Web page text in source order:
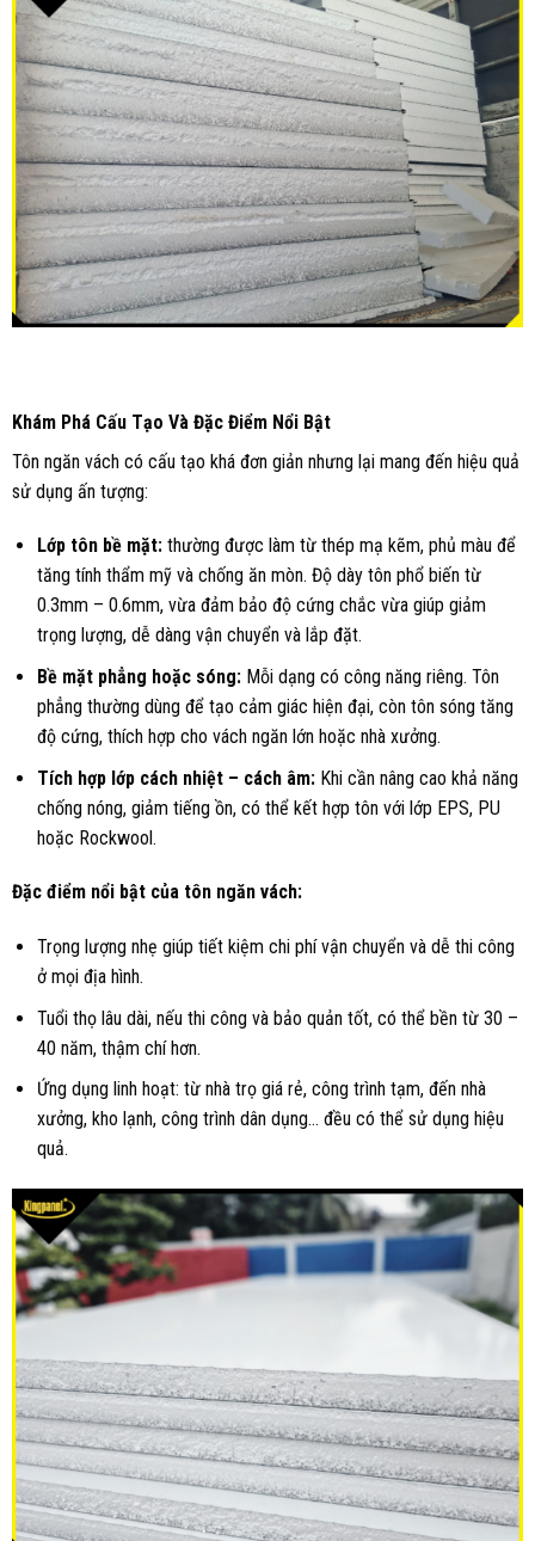
Khám Phá Cấu Tạo Và Đặc Điểm Nổi Bật
Tôn ngăn vách có cấu tạo khá đơn giản nhưng lại mang đến hiệu quả
sử dụng ấn tượng:
Lớp tôn bề mặt:thường được làm từ thép mạ kẽm, phủ màu để
tăng tính thẩm mỹ và chống ăn mòn. Độ dày tôn phổ biến từ
0.3mm – 0.6mm, vừa đảm bảo độ cứng chắc vừa giúp giảm
trọng lượng, dễ dàng vận chuyển và lắp đặt.
Bề mặt phẳng hoặc sóng: Mỗi dạng có công năng riêng. Tôn
phẳng thường dùng để tạo cảm giác hiện đại, còn tôn sóng tăng
độ cứng, thích hợp cho vách ngăn lớn hoặc nhà xưởng.
Tích hợp lớp cách nhiệt – cách âm:Khi cần nâng cao khả năng
chống nóng, giảm tiếng ồn, có thể kết hợp tôn với lớp EPS, PU
hoặc Rockwool.
Đặc điểm nổi bật của tôn ngăn vách:
Trọng lượng nhẹ giúp tiết kiệm chi phí vận chuyển và dễ thi công
ở mọi địa hình.
Tuổi thọ lâu dài, nếu thi công và bảo quản tốt, có thể bền từ 30 –
40 năm, thậm chí hơn.
Ứng dụng linh hoạt: từ nhà trọ giá rẻ, công trình tạm, đến nhà
xưởng, kho lạnh, công trình dân dụng… đều có thể sử dụng hiệu
quả.